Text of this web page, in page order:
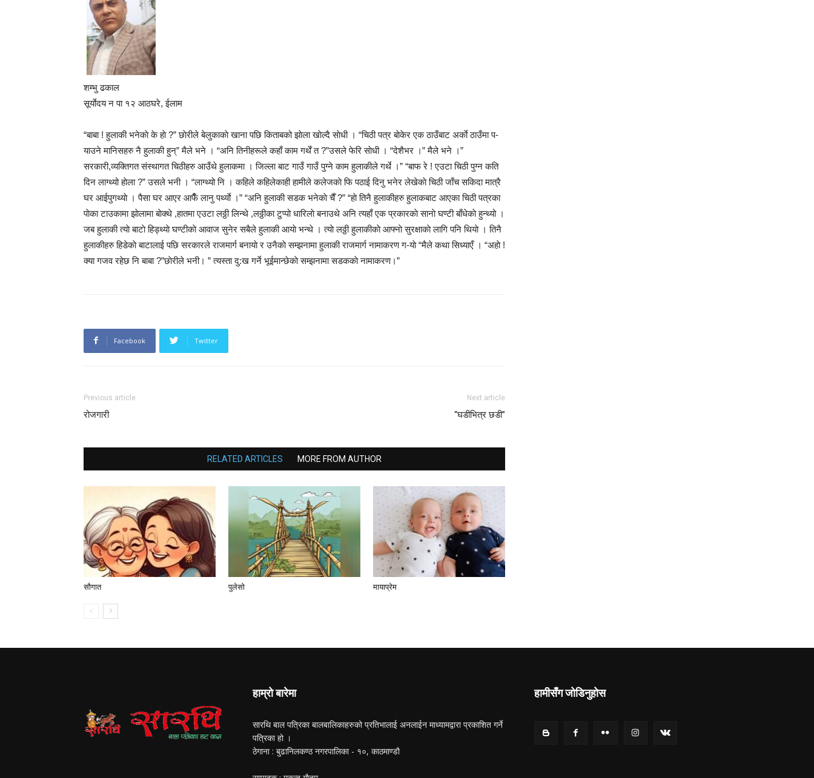
शम्भु ढकाल
सूर्याेदय न पा १२ आठघरे, ईलाम
“बाबा ! हुलाकी भनेकाे के हाे ?” छाेरीले बेलुकाकाे खाना पछि किताबको झाेला खाेल्दै साेधी । “चिठी पत्र बाेकेर एक ठाउँबाट अर्काे ठाउँमा प-
याउने मानिसहरु नै हुलाकी हुन्” मैले भने । “अनि तिनीहरूले कहाँ काम गर्थें त ?”उसले फेरि साेधी । “देशैभर ।” मैले भने ।”
सरकारी,व्यक्तिगत संस्थागत चिठीहरु आउँथे हुलाकमा । जिल्ला बाट गाउँ गाउँ पुग्ने काम हुलाकीले गर्थे ।” “बाफ रे ! एउटा चिठी पुग्न कति
दिन लाग्थ्यो हाेला ?” उसले भनी । “लाग्थ्यो नि । कहिले कहिलेकाही हामीले कलेजकाे फि पठाई दिनु भनेर लेखेकाे चिठी जाँच सकिदा मात्रै
घर आईपुगथ्याे । पैसा घर आएर आफैँ लानु पर्थ्याे ।” “अनि हुलाकी सडक भनेकाे चैँ ?” “हाे तिनै हुलाकीहरु हुलाकबाट आएका चिठी पत्रका
पाेका टाउकामा झाेलामा बाेक्थे ,हातमा एउटा लठ्ठी लिन्थे ,लठ्ठीका टुप्पो धारिलाे बनाउथे अनि त्यहाँ एक प्रकारकाे सानाे घण्टी बाँधेकाे हुन्थ्यो ।
जब हुलाकी त्याे बाटाे हिड्थ्याे घण्टीकाे आवाज सुनेर सबैले हुलाकी आयाे भन्थे । त्याे लठ्ठी हुलाकीकाे आफ्नाे सुरक्षाकाे लागि पनि थियाे । तिनै
हुलाकीहरु हिडेकाे बाटालाई पछि सरकारले राजमार्ग बनायाे र उनैकाे सम्झनामा हुलाकी राजमार्ग नामाकरण ग-याे “मैले कथा सिध्याएँ । “अहाे !
क्या गजव रहेछ नि बाबा ?”छाेरीले भनी। ” त्यस्ता दु:ख गर्ने भूईमान्छेकाे सम्झनामा सडककाे नामाकरण।”
Facebook Twitter
Previous article
रोजगारी
Next article
“घडीभित्र छडी”
RELATED ARTICLES MORE FROM AUTHOR
सौगात पुलेसो मायाप्रेम
हाम्रो बारेमा
सारथि बाल पत्रिका बालबालिकाहरुको प्रतिभालाई अनलाईन माध्यामद्वारा प्रकाशित गर्ने
पत्रिका हो ।
ठेगाना : बुढानिलकण्ठ नगरपालिका - १०, काठमाण्डाै
हामीसँग जोडिनुहोस